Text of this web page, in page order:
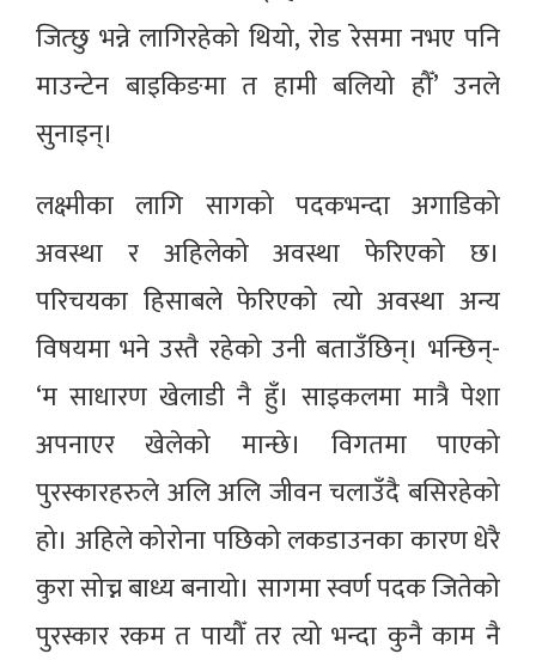
जित्छु भन्ने लागिरहेको थियो, रोड रेसमा नभए पनि
माउन्टेन बाइकिङमा त हामी बलियो हौँ’ उनले
सुनाइन्।
लक्ष्मीका लागि सागको पदकभन्दा अगाडिको
अवस्था र अहिलेको अवस्था फेरिएको छ।
परिचयका हिसाबले फेरिएको त्यो अवस्था अन्य
विषयमा भने उस्तै रहेको उनी बताउँछिन्। भन्छिन्-
‘म साधारण खेलाडी नै हुँ। साइकलमा मात्रै पेशा
अपनाएर खेलेको मान्छे। विगतमा पाएको
पुरस्कारहरुले अलि अलि जीवन चलाउँदै बसिरहेको
हो। अहिले कोरोना पछिको लकडाउनका कारण धेरै
कुरा सोच्न बाध्य बनायो। सागमा स्वर्ण पदक जितेको
पुरस्कार रकम त पायौँ तर त्यो भन्दा कुनै काम नै